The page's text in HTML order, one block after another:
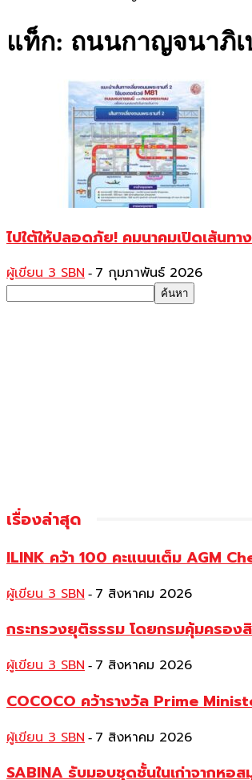
แท็ก: ถนนกาญจนาภิเ
ไปใต้ให้ปลอดภัย! คมนาคมเปิดเส้นท
ผู้เขียน 3 SBN - 7 กุมภาพันธ์ 2026
เรื่องล่าสุด
ILINK คว้า 100 คะแนนเต็ม AGM
ผู้เขียน 3 SBN - 7 สิงหาคม 2026
กระทรวงยุติธรรม โดยกรมคุ้มครอง
ผู้เขียน 3 SBN - 7 สิงหาคม 2026
COCOCO คว้ารางวัล Prime
ผู้เขียน 3 SBN - 7 สิงหาคม 2026
SABINA รับมอบชุดชั้นในเก่าจากหอ